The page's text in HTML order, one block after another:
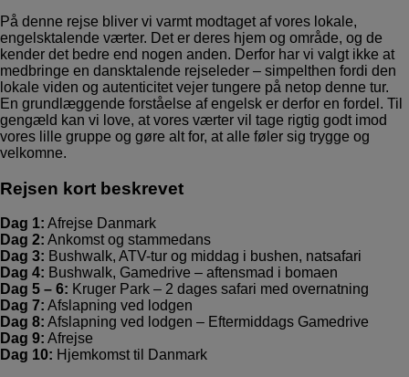
På denne rejse bliver vi varmt modtaget af vores lokale,
engelsktalende værter. Det er deres hjem og område, og de
kender det bedre end nogen anden. Derfor har vi valgt ikke at
medbringe en dansktalende rejseleder – simpelthen fordi den
lokale viden og autenticitet vejer tungere på netop denne tur.
En grundlæggende forståelse af engelsk er derfor en fordel. Til
gengæld kan vi love, at vores værter vil tage rigtig godt imod
vores lille gruppe og gøre alt for, at alle føler sig trygge og
velkomne.
Rejsen kort beskrevet
Dag 1: Afrejse Danmark
Dag 2: Ankomst og stammedans
Dag 3: Bushwalk, ATV-tur og middag i bushen, natsafari
Dag 4: Bushwalk, Gamedrive – aftensmad i bomaen
Dag 5 – 6: Kruger Park – 2 dages safari med overnatning
Dag 7: Afslapning ved lodgen
Dag 8: Afslapning ved lodgen – Eftermiddags Gamedrive
Dag 9: Afrejse
Dag 10: Hjemkomst til Danmark